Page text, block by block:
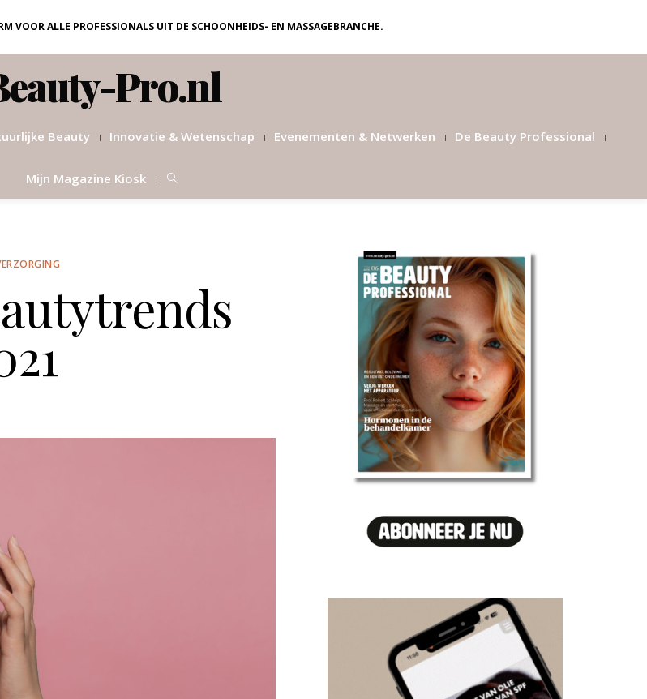
VOOR ALLE PROFESSIONALS UIT DE SCHOONHEIDS- EN MASSAGEBRANCHE.
Pro.nl
Beauty Innovatie & Wetenschap Evenementen & Netwerken De Beauty Professional
Mijn Magazine Kiosk